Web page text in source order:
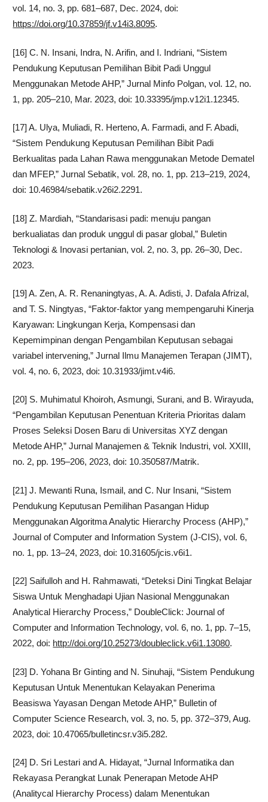
vol. 14, no. 3, pp. 681–687, Dec. 2024, doi:
https://doi.org/10.37859/jf.v14i3.8095.
[16] C. N. Insani, Indra, N. Arifin, and I. Indriani, “Sistem
Pendukung Keputusan Pemilihan Bibit Padi Unggul
Menggunakan Metode AHP,” Jurnal Minfo Polgan, vol. 12, no.
1, pp. 205–210, Mar. 2023, doi: 10.33395/jmp.v12i1.12345.
[17] A. Ulya, Muliadi, R. Herteno, A. Farmadi, and F. Abadi,
“Sistem Pendukung Keputusan Pemilihan Bibit Padi
Berkualitas pada Lahan Rawa menggunakan Metode Dematel
dan MFEP,” Jurnal Sebatik, vol. 28, no. 1, pp. 213–219, 2024,
doi: 10.46984/sebatik.v26i2.2291.
[18] Z. Mardiah, “Standarisasi padi: menuju pangan
berkualiatas dan produk unggul di pasar global,” Buletin
Teknologi & Inovasi pertanian, vol. 2, no. 3, pp. 26–30, Dec.
2023.
[19] A. Zen, A. R. Renaningtyas, A. A. Adisti, J. Dafala Afrizal,
and T. S. Ningtyas, “Faktor-faktor yang mempengaruhi Kinerja
Karyawan: Lingkungan Kerja, Kompensasi dan
Kepemimpinan dengan Pengambilan Keputusan sebagai
variabel intervening,” Jurnal Ilmu Manajemen Terapan (JIMT),
vol. 4, no. 6, 2023, doi: 10.31933/jimt.v4i6.
[20] S. Muhimatul Khoiroh, Asmungi, Surani, and B. Wirayuda,
“Pengambilan Keputusan Penentuan Kriteria Prioritas dalam
Proses Seleksi Dosen Baru di Universitas XYZ dengan
Metode AHP,” Jurnal Manajemen & Teknik Industri, vol. XXIII,
no. 2, pp. 195–206, 2023, doi: 10.350587/Matrik.
[21] J. Mewanti Runa, Ismail, and C. Nur Insani, “Sistem
Pendukung Keputusan Pemilihan Pasangan Hidup
Menggunakan Algoritma Analytic Hierarchy Process (AHP),”
Journal of Computer and Information System (J-CIS), vol. 6,
no. 1, pp. 13–24, 2023, doi: 10.31605/jcis.v6i1.
[22] Saifulloh and H. Rahmawati, “Deteksi Dini Tingkat Belajar
Siswa Untuk Menghadapi Ujian Nasional Menggunakan
Analytical Hierarchy Process,” DoubleClick: Journal of
Computer and Information Technology, vol. 6, no. 1, pp. 7–15,
2022, doi: http://doi.org/10.25273/doubleclick.v6i1.13080.
[23] D. Yohana Br Ginting and N. Sinuhaji, “Sistem Pendukung
Keputusan Untuk Menentukan Kelayakan Penerima
Beasiswa Yayasan Dengan Metode AHP,” Bulletin of
Computer Science Research, vol. 3, no. 5, pp. 372–379, Aug.
2023, doi: 10.47065/bulletincsr.v3i5.282.
[24] D. Sri Lestari and A. Hidayat, “Jurnal Informatika dan
Rekayasa Perangkat Lunak Penerapan Metode AHP
(Analitycal Hierarchy Process) dalam Menentukan